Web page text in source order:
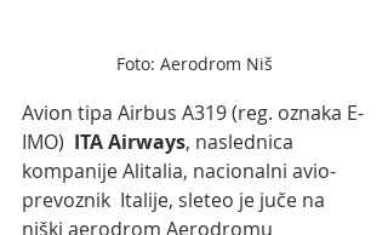
Foto: Aerodrom Niš
Avion tipa Airbus A319 (reg. oznaka E-
IMO) ITA Airways, naslednica
kompanije Alitalia, nacionalni avio-
prevoznik  Italije, sleteo je juče na
niški aerodrom Aerodromu